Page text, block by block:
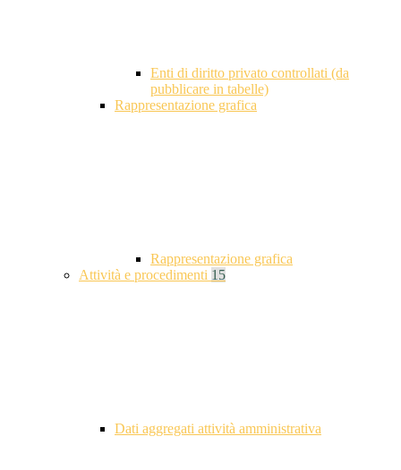
Enti di diritto privato controllati (da
pubblicare in tabelle)
Rappresentazione grafica
Rappresentazione grafica
Attività e procedimenti 15
Dati aggregati attività amministrativa